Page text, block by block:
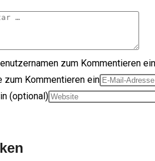
zum Kommentieren ein
zum Kommentieren ein
(optional)